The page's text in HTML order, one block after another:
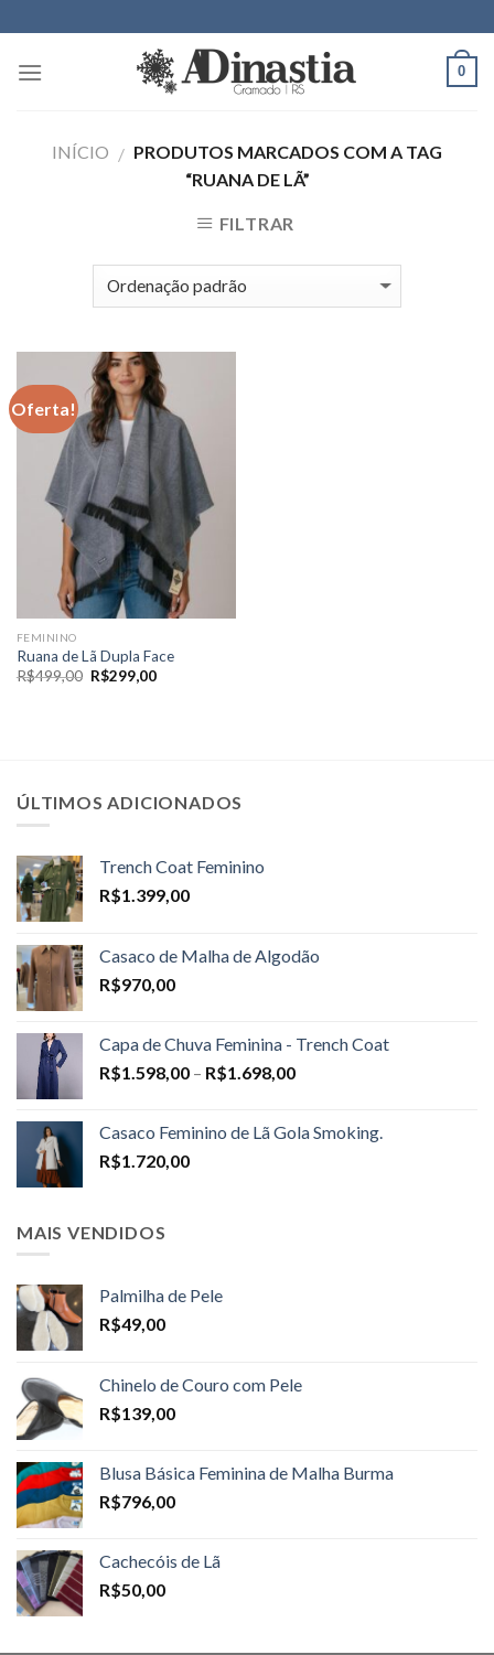
to
content
0
INÍCIO / PRODUTOS MARCADOS COM A TAG
“RUANA DE LÃ”
FILTRAR
Oferta!
FEMININO
Ruana de Lã Dupla Face
R$499,00 O
R$299,00O
ÚLTIMOS ADICIONADOS
Trench Coat Feminino
R$1.399,00
Casaco de Malha de Algodão
R$970,00
Capa de Chuva Feminina - Trench Coat
R$1.598,00 – R$1.698,00Price
through
Casaco Feminino de Lã Gola Smoking.
R$1.720,00
MAIS VENDIDOS
Palmilha de Pele
R$49,00
Chinelo de Couro com Pele
R$139,00
Blusa Básica Feminina de Malha Burma
R$796,00
Cachecóis de Lã
R$50,00